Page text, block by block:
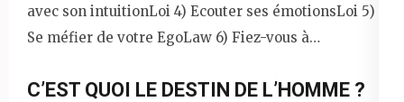
avec son intuitionLoi 4) Ecouter ses émotionsLoi 5)
Se méfier de votre EgoLaw 6) Fiez-vous à…
C’EST QUOI LE DESTIN DE L’HOMME ?